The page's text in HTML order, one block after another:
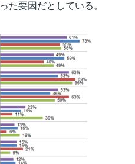
た要因だとしている。